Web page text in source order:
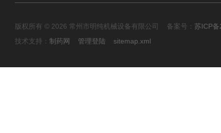
版权所有 © 2026 常州市明纯机械设备有限公司 备案号： 苏ICP
技术支持： 制药网 管理登陆 sitemap.xml